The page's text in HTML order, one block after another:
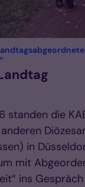
:
standen die
in
mit
ins